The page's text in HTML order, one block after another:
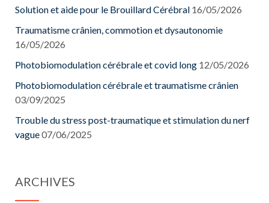
Solution et aide pour le Brouillard Cérébral 16/05/2026
Traumatisme crânien, commotion et dysautonomie
16/05/2026
Photobiomodulation cérébrale et covid long 12/05/2026
Photobiomodulation cérébrale et traumatisme crânien
03/09/2025
Trouble du stress post-traumatique et stimulation du nerf
vague07/06/2025
ARCHIVES